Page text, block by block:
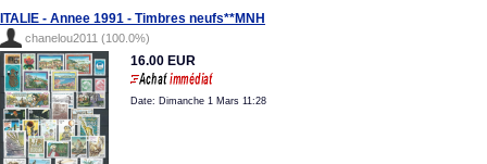
ITALIE - Annee 1991 - Timbres neufs**MNH
chanelou2011 (100.0%)
16.00 EUR
Date: Dimanche 1 Mars 11:28